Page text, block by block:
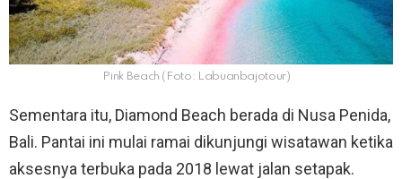
Pink Beach (Foto: Labuanbajotour)
Sementara itu, Diamond Beach berada di Nusa Penida,
Bali. Pantai ini mulai ramai dikunjungi wisatawan ketika
aksesnya terbuka pada 2018 lewat jalan setapak.